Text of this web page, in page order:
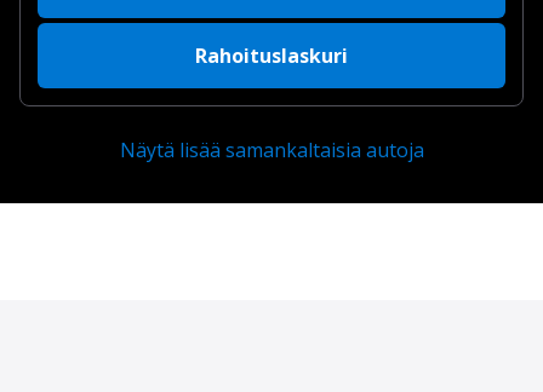
Rahoituslaskuri
Näytä lisää samankaltaisia autoja